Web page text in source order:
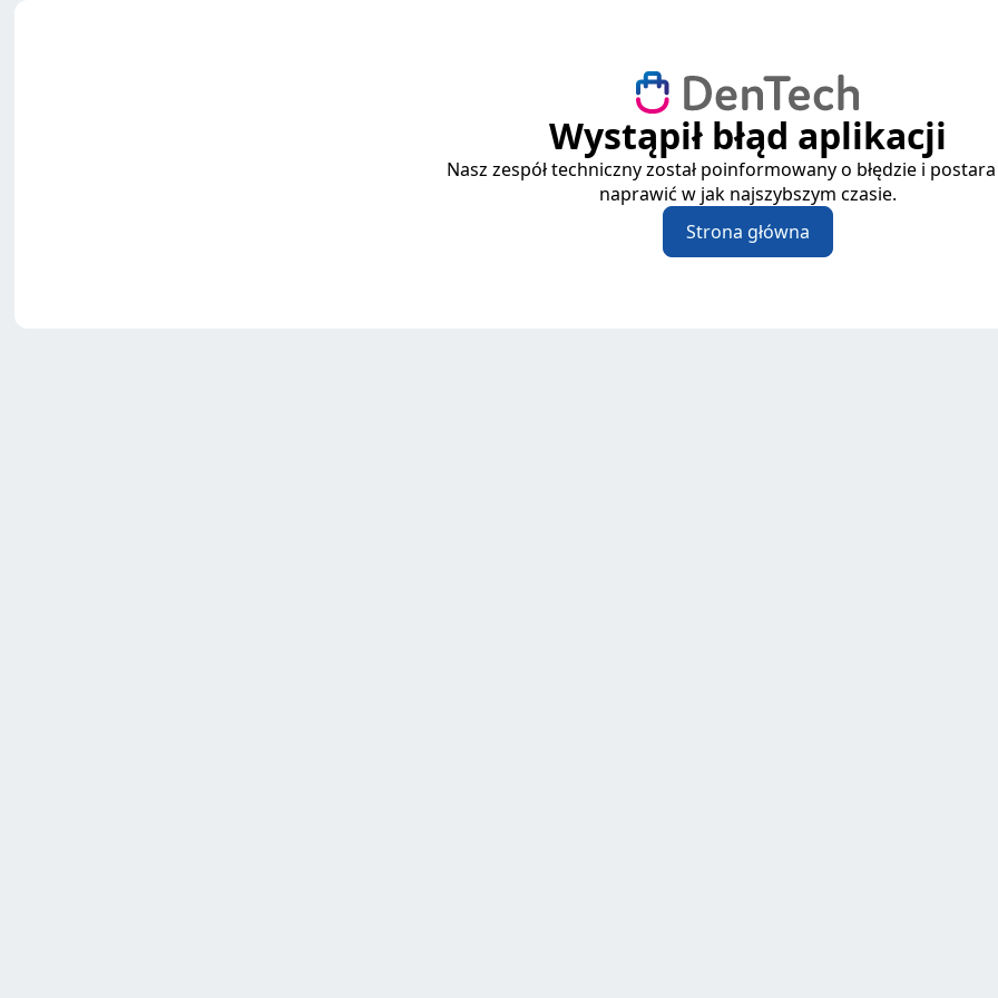
Wystąpił błąd aplikacji
Nasz zespół techniczny został poinformowany o błędzie i
naprawić w jak najszybszym czasie.
Strona główna